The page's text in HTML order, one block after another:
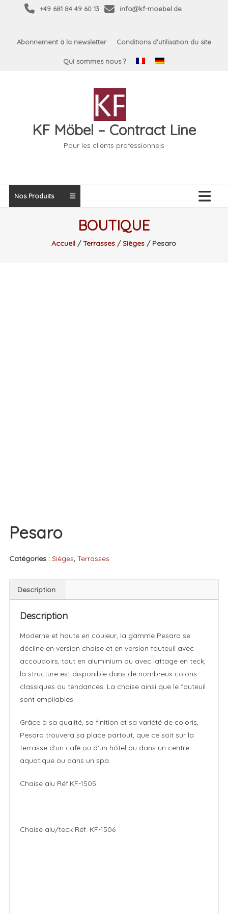
+49 681 84 49 60 13 info@kf-moebel.de
Abonnement à la newsletter Conditions d’utilisation du site
Qui sommes nous ?
KF Möbel – Contract Line
Pour les clients professionnels
Nos Produits
BOUTIQUE
Accueil /Terrasses /Sièges / Pesaro
Pesaro
Catégories : Sièges, Terrasses
Description
Description
Moderne et haute en couleur, la gamme Pesaro se
décline en version chaise et en version fauteuil avec
accoudoirs, tout en aluminium ou avec lattage en teck,
la structure est disponible dans de nombreux coloris
classiques ou tendances. La chaise ainsi que le fauteuil
sont empilables.
Grâce à sa qualité, sa finition et sa variété de coloris,
Pesaro trouvera sa place partout, que ce soit sur la
terrasse d’un café ou d’un hôtel ou dans un centre
aquatique ou dans un spa.
Chaise alu Réf.KF-1505
Chaise alu/teck Réf. KF-1506